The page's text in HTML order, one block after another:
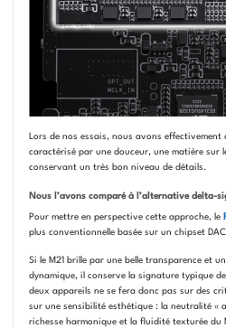
Lors de nos essais, nous avons effectivement
caractérisé par une douceur, une matière sur
conservant un très bon niveau de détails.
Nous l’avons comparé à l’alternative delta-
Pour mettre en perspective cette approche, le
plus conventionnelle basée sur un chipset
Si le M21 brille par une belle transparence et
dynamique, il conserve la signature typique
deux appareils ne se fera donc pas sur des
sur une sensibilité esthétique : la neutralité «
richesse harmonique et la fluidité texturée du